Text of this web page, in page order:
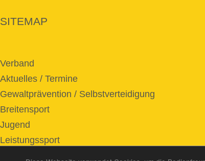
SITEMAP
Verband
Aktuelles / Termine
Gewaltprävention / Selbstverteidigung
Breitensport
Jugend
Leistungssport